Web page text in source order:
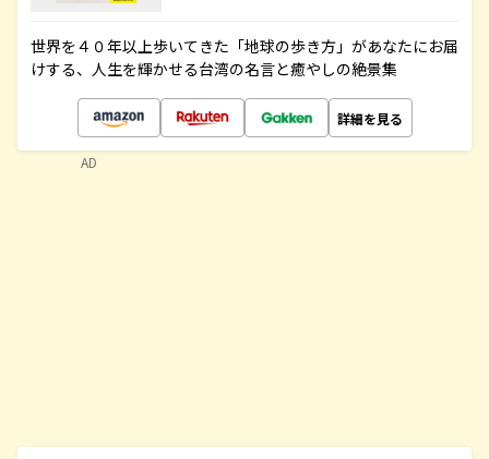
世界を４０年以上歩いてきた「地球の歩き方」があなたにお届
けする、人生を輝かせる台湾の名言と癒やしの絶景集
詳細を見る
AD